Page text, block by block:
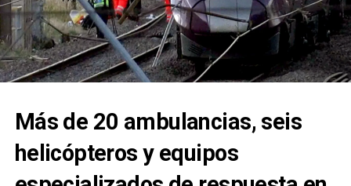
Más de 20 ambulancias, seis
helicópteros y equipos